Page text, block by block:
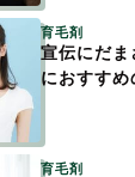
育毛剤
育毛剤
宣伝にだま
におすすめ
育毛剤